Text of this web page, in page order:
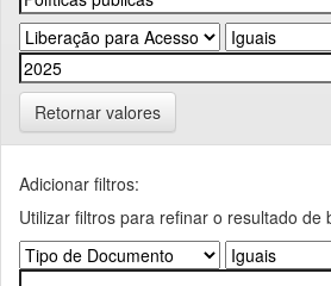
Retornar valores
Adicionar filtros:
Utilizar filtros para refinar o resultado de